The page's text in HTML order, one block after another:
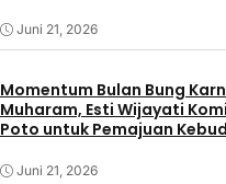
Juni 21, 2026
Momentum Bulan Bung
Muharam, Esti Wijayati
Poto untuk Pemajuan
Juni 21, 2026